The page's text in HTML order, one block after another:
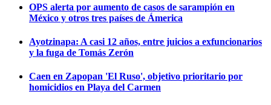
OPS alerta por aumento de casos de sarampión en
México y otros tres países de Ámerica
Ayotzinapa: A casi 12 años, entre juicios a exfuncionarios
y la fuga de Tomás Zerón
Caen en Zapopan 'El Ruso', objetivo prioritario por
homicidios en Playa del Carmen